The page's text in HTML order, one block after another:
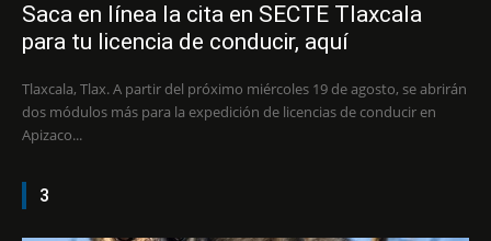
Saca en línea la cita en SECTE Tlaxcala
para tu licencia de conducir, aquí
Tlaxcala, Tlax. A partir del próximo miércoles 19 de agosto, se abrirán
dos módulos más para la expedición de licencias de conducir en
Apizaco...
3